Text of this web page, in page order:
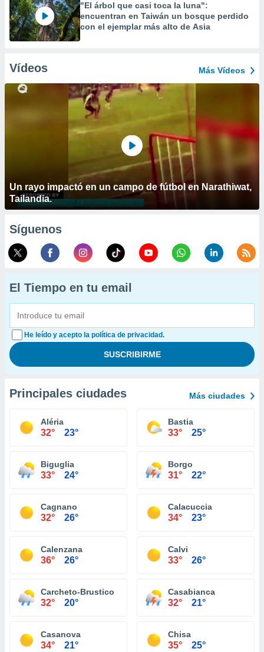
"El árbol que casi toca la luna":
encuentran en Taiwán un bosque perdido
con el ejemplar más alto de Asia
Vídeos Más Vídeos
Un rayo impactó en un campo de fútbol en Narathiwat,
Tailandia.
Síguenos
El Tiempo en tu email
He leído y acepto la política de privacidad.
Principales ciudades Más ciudades
Aléria
32° 23°
Bastia
33° 25°
Biguglia
33° 24°
Borgo
31° 22°
Cagnano
32° 26°
Calacuccia
34° 23°
Calenzana
36° 26°
Calvi
33° 26°
Carcheto-Brustico
32° 20°
Casabianca
32° 21°
Casanova
34° 21°
Chisa
35° 25°